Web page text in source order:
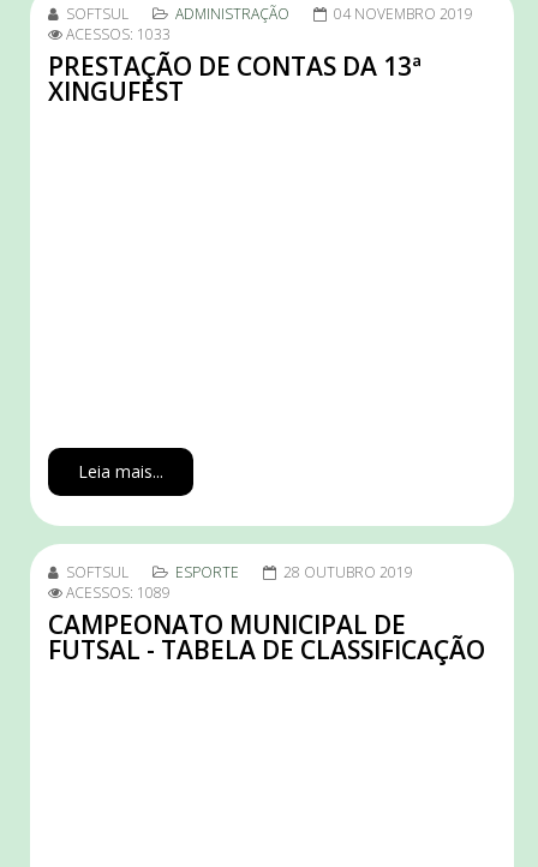
SOFTSUL ADMINISTRAÇÃO
04 NOVEMBRO 2019
ACESSOS: 1033
PRESTAÇÃO DE CONTAS DA 13ª
XINGUFEST
Leia mais...
SOFTSUL ESPORTE
28 OUTUBRO 2019
ACESSOS: 1089
CAMPEONATO MUNICIPAL DE
FUTSAL - TABELA DE CLASSIFICAÇÃO